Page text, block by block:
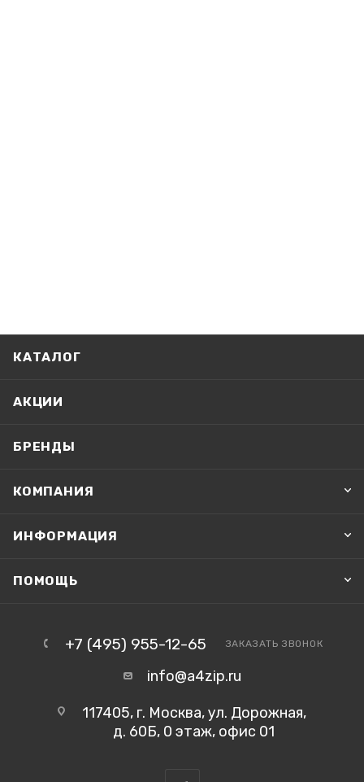
КАТАЛОГ
АКЦИИ
БРЕНДЫ
КОМПАНИЯ
ИНФОРМАЦИЯ
ПОМОЩЬ
+7 (495) 955-12-65 ЗАКАЗАТЬ ЗВОНОК
info@a4zip.ru
117405, г. Москва, ул. Дорожная,
д. 60Б, 0 этаж, офис 01